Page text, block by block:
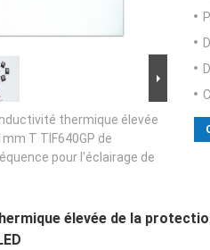
thermique élevée
T TIF640GP de
pour l'éclairage de
élevée de la